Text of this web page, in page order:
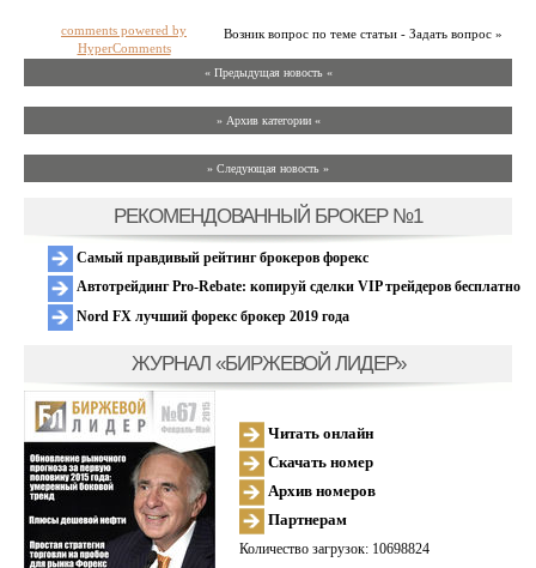
Возник вопрос по теме статьи - Задать вопрос »
comments powered by
HyperComments
« Предыдущая новость «
» Архив категории «
» Следующая новость »
РЕКОМЕНДОВАННЫЙ БРОКЕР №1
Самый правдивый рейтинг брокеров форекс
Автотрейдинг Pro-Rebate: копируй сделки VIP трейдеров бесплатно
Nord FX лучший форекс брокер 2019 года
ЖУРНАЛ «БИРЖЕВОЙ ЛИДЕР»
Читать онлайн
Скачать номер
Архив номеров
Партнерам
Количество загрузок: 10698824